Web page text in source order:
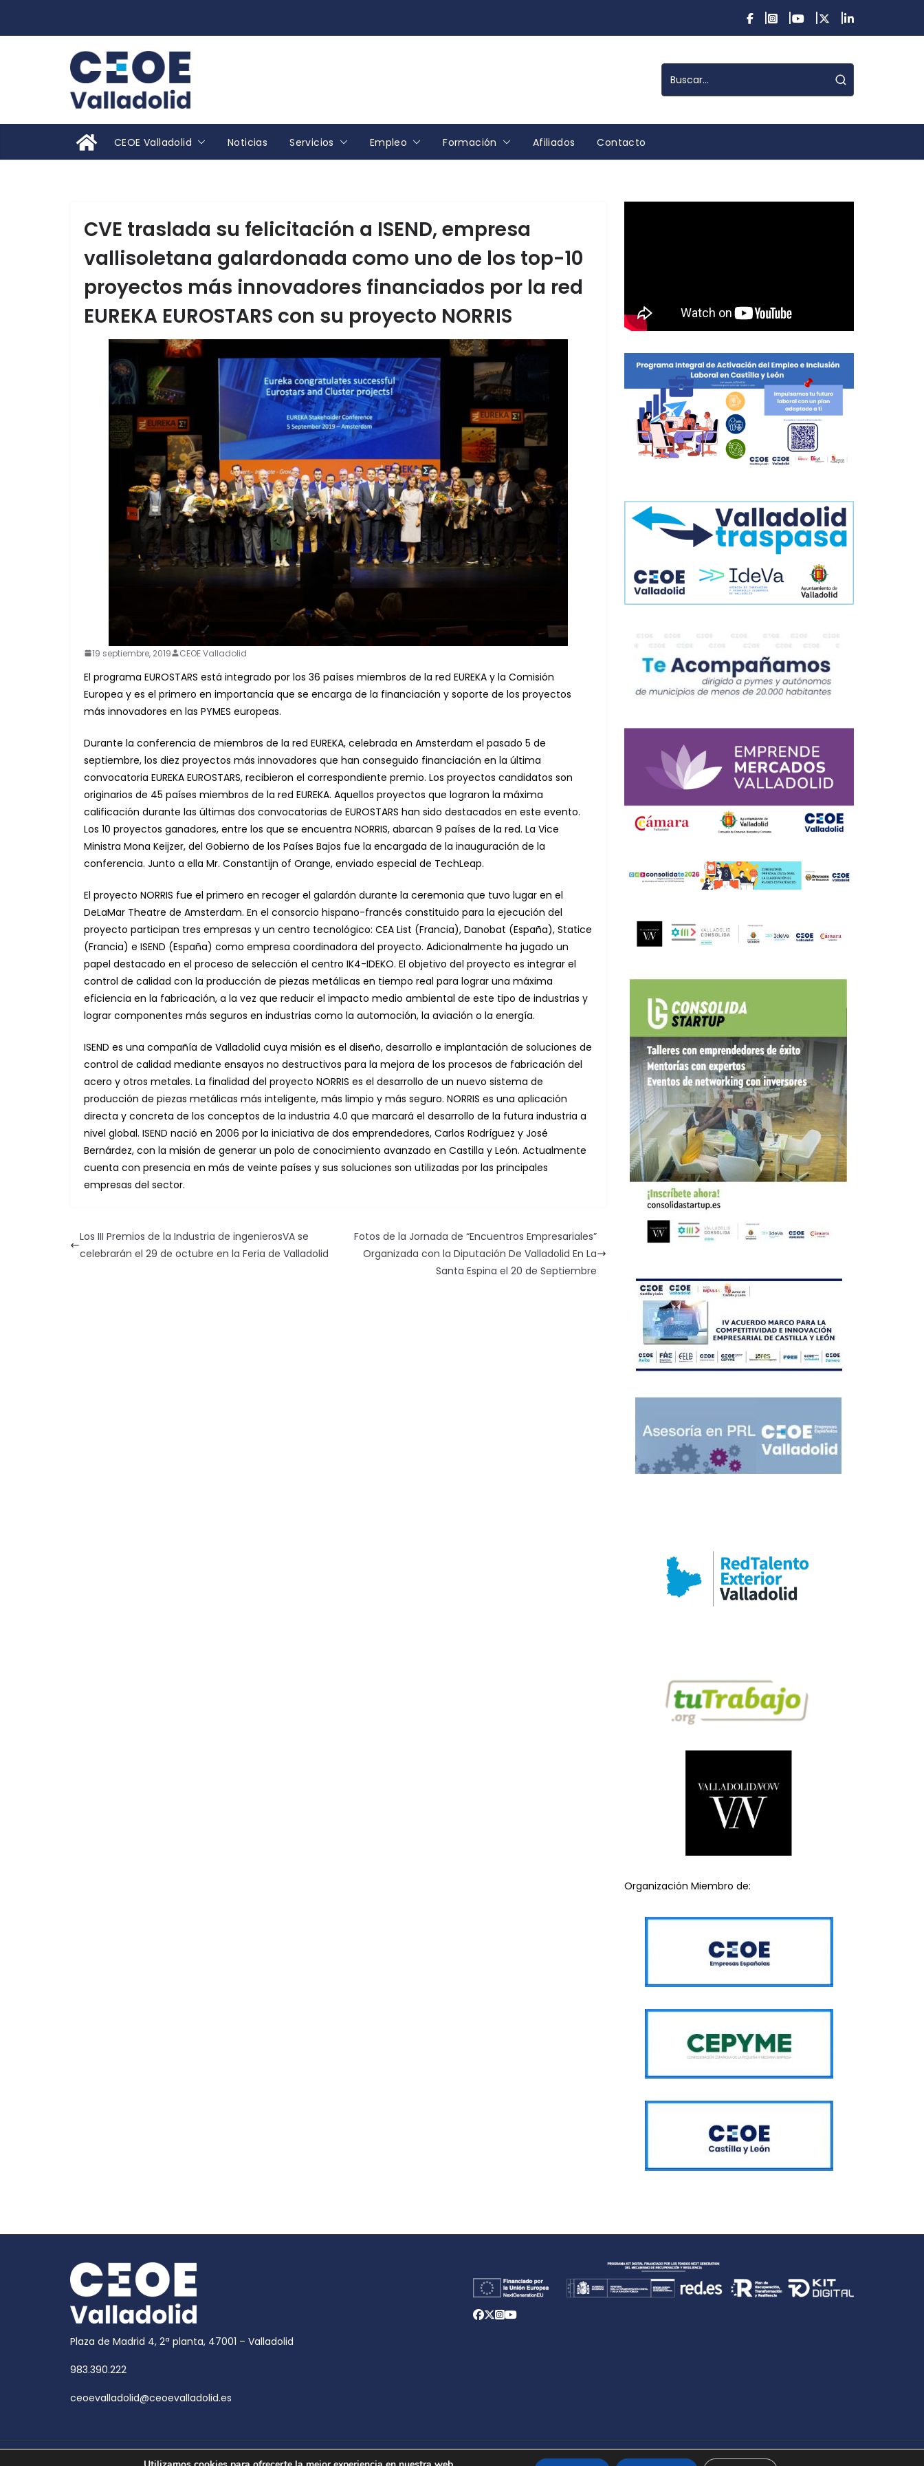
CEOE Valladolid Noticias Servicios Empleo Formación Afiliados Contacto
CVE traslada su felicitación a ISEND, empresa
vallisoletana galardonada como uno de los top-10
proyectos más innovadores financiados por la red
EUREKA EUROSTARS con su proyecto NORRIS
19 septiembre, 2019 CEOE Valladolid
El programa EUROSTARS está integrado por los 36 países miembros de la red EUREKA y la Comisión
Europea y es el primero en importancia que se encarga de la financiación y soporte de los proyectos
más innovadores en las PYMES europeas.
Durante la conferencia de miembros de la red EUREKA, celebrada en Amsterdam el pasado 5 de
septiembre, los diez proyectos más innovadores que han conseguido financiación en la última
convocatoria EUREKA EUROSTARS, recibieron el correspondiente premio. Los proyectos candidatos son
originarios de 45 países miembros de la red EUREKA. Aquellos proyectos que lograron la máxima
calificación durante las últimas dos convocatorias de EUROSTARS han sido destacados en este evento.
Los 10 proyectos ganadores, entre los que se encuentra NORRIS, abarcan 9 países de la red. La Vice
Ministra Mona Keijzer, del Gobierno de los Países Bajos fue la encargada de la inauguración de la
conferencia. Junto a ella Mr. Constantijn of Orange, enviado especial de TechLeap.
El proyecto NORRIS fue el primero en recoger el galardón durante la ceremonia que tuvo lugar en el
DeLaMar Theatre de Amsterdam. En el consorcio hispano-francés constituido para la ejecución del
proyecto participan tres empresas y un centro tecnológico: CEA List (Francia), Danobat (España), Statice
(Francia) e ISEND (España) como empresa coordinadora del proyecto. Adicionalmente ha jugado un
papel destacado en el proceso de selección el centro IK4-IDEKO. El objetivo del proyecto es integrar el
control de calidad con la producción de piezas metálicas en tiempo real para lograr una máxima
eficiencia en la fabricación, a la vez que reducir el impacto medio ambiental de este tipo de industrias y
lograr componentes más seguros en industrias como la automoción, la aviación o la energía.
ISEND es una compañía de Valladolid cuya misión es el diseño, desarrollo e implantación de soluciones de
control de calidad mediante ensayos no destructivos para la mejora de los procesos de fabricación del
acero y otros metales. La finalidad del proyecto NORRIS es el desarrollo de un nuevo sistema de
producción de piezas metálicas más inteligente, más limpio y más seguro. NORRIS es una aplicación
directa y concreta de los conceptos de la industria 4.0 que marcará el desarrollo de la futura industria a
nivel global. ISEND nació en 2006 por la iniciativa de dos emprendedores, Carlos Rodríguez y José
Bernárdez, con la misión de generar un polo de conocimiento avanzado en Castilla y León. Actualmente
cuenta con presencia en más de veinte países y sus soluciones son utilizadas por las principales
empresas del sector.
Los III Premios de la Industria de ingenierosVA se
celebrarán el 29 de octubre en la Feria de Valladolid
Fotos de la Jornada de “Encuentros Empresariales”
Organizada con la Diputación De Valladolid En La
Santa Espina el 20 de Septiembre
Organización Miembro de:
Plaza de Madrid 4, 2ª planta, 47001 – Valladolid
983.390.222
ceoevalladolid@ceoevalladolid.es